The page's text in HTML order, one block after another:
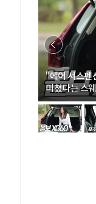
"에어 서스펜
미쳤다는 스
B5 울트라'